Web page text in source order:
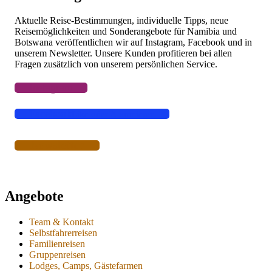
Aktuelle Reise-Bestimmungen, individuelle Tipps, neue
Reisemöglichkeiten und Sonderangebote für Namibia und
Botswana veröffentlichen wir auf Instagram, Facebook und in
unserem Newsletter. Unsere Kunden profitieren bei allen
Fragen zusätzlich von unserem persönlichen Service.
Newsletter
Angebote
Team & Kontakt
Selbstfahrerreisen
Familienreisen
Gruppenreisen
Lodges, Camps, Gästefarmen